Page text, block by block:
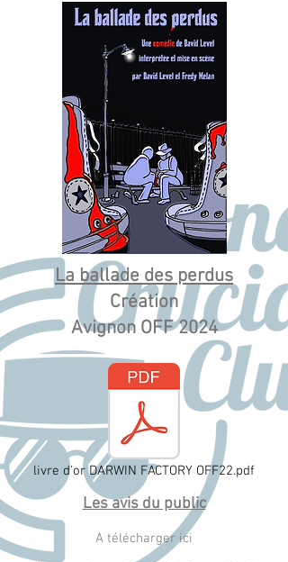
La ballade des perdus
Création
Avignon OFF 2024
livre d'or DARWIN FACTORY OFF22.pdf
Les avis du public
A télécharger ici